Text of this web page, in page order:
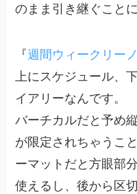
のまま引き継ぐこと
『週間ウィークリー
上にスケジュール、
イアリーなんです。
バーチカルだと予め
が限定されちゃうこ
ーマットだと方眼部
使えるし、後から区